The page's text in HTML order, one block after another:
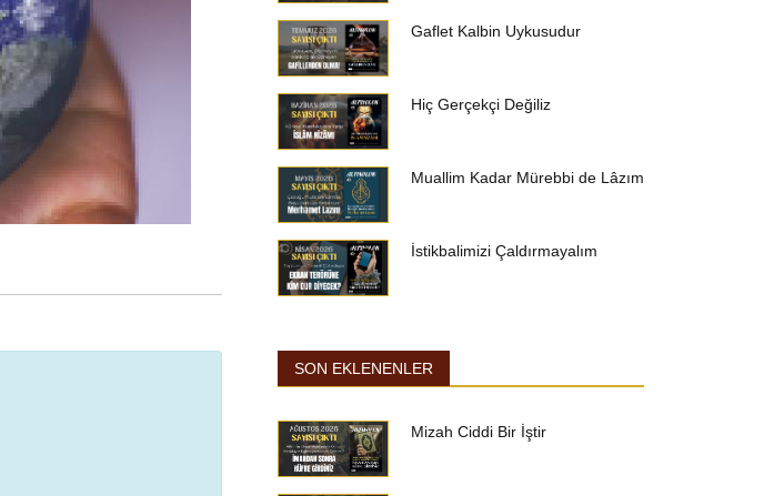
Gaflet Kalbin Uykusudur
Hiç Gerçekçi Değiliz
Muallim Kadar Mürebbi de Lâzım
İstikbalimizi Çaldırmayalım
SON EKLENENLER
Mizah Ciddi Bir İştir